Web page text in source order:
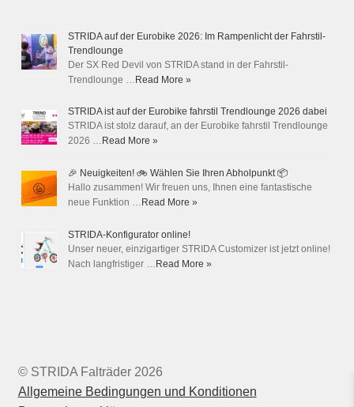
STRIDA auf der Eurobike 2026: Im Rampenlicht der Fahrstil-
Trendlounge
Der SX Red Devil von STRIDA stand in der Fahrstil-
Trendlounge … Read More »
STRIDA ist auf der Eurobike fahrstil Trendlounge 2026 dabei
STRIDA ist stolz darauf, an der Eurobike fahrstil Trendlounge
2026 … Read More »
🎉 Neuigkeiten! 🚲 Wählen Sie Ihren Abholpunkt 📦
Hallo zusammen! Wir freuen uns, Ihnen eine fantastische
neue Funktion … Read More »
STRIDA-Konfigurator online!
Unser neuer, einzigartiger STRIDA Customizer ist jetzt online!
Nach langfristiger … Read More »
© STRIDA Falträder 2026
Allgemeine Bedingungen und Konditionen